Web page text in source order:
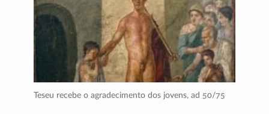
Teseu recebe o agradecimento dos jovens, ad 50/75